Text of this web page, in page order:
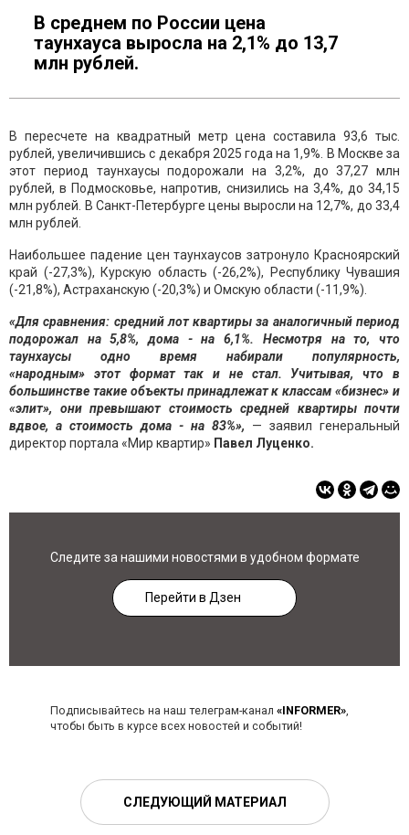
В среднем по России цена
таунхауса выросла на 2,1% до 13,7
млн рублей.
В пересчете на квадратный метр цена составила 93,6 тыс.
рублей, увеличившись с декабря 2025 года на 1,9%. В Москве за
этот период таунхаусы подорожали на 3,2%, до 37,27 млн
рублей, в Подмосковье, напротив, снизились на 3,4%, до 34,15
млн рублей. В Санкт-Петербурге цены выросли на 12,7%, до 33,4
млн рублей.
Наибольшее падение цен таунхаусов затронуло Красноярский
край (-27,3%), Курскую область (-26,2%), Республику Чувашия
(-21,8%), Астраханскую (-20,3%) и Омскую области (-11,9%).
«Для сравнения: средний лот квартиры за аналогичный период
подорожал на 5,8%, дома - на 6,1%. Несмотря на то, что
таунхаусы одно время набирали популярность,
«народным» этот формат так и не стал. Учитывая, что в
большинстве такие объекты принадлежат к классам «бизнес» и
«элит», они превышают стоимость средней квартиры почти
вдвое, а стоимость дома - на 83%», — заявил генеральный
директор портала «Мир квартир» Павел Луценко.
Следите за нашими новостями в удобном формате
Перейти в Дзен
Подписывайтесь на наш телеграм-канал «INFORMER»,
чтобы быть в курсе всех новостей и событий!
СЛЕДУЮЩИЙ МАТЕРИАЛ